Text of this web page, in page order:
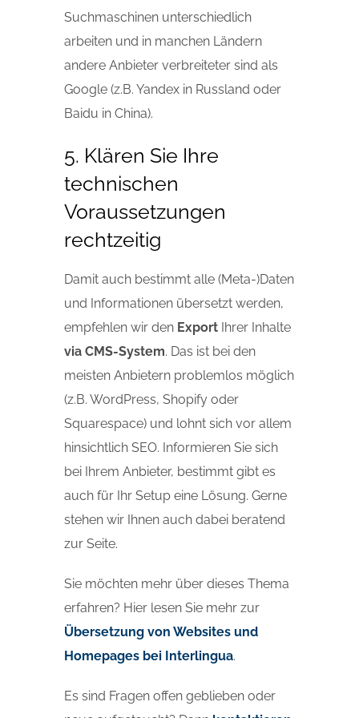
Suchmaschinen unterschiedlich
arbeiten und in manchen Ländern
andere Anbieter verbreiteter sind als
Google (z.B. Yandex in Russland oder
Baidu in China).
5. Klären Sie Ihre
technischen
Voraussetzungen
rechtzeitig
Damit auch bestimmt alle (Meta-)Daten
und Informationen übersetzt werden,
empfehlen wir den ExportIhrer Inhalte
via CMS-System. Das ist bei den
meisten Anbietern problemlos möglich
(z.B. WordPress, Shopify oder
Squarespace) und lohnt sich vor allem
hinsichtlich SEO. Informieren Sie sich
bei Ihrem Anbieter, bestimmt gibt es
auch für Ihr Setup eine Lösung. Gerne
stehen wir Ihnen auch dabei beratend
zur Seite.
Sie möchten mehr über dieses Thema
erfahren? Hier lesen Sie mehr zur
Übersetzung von Websites und
Homepages bei Interlingua.
Es sind Fragen offen geblieben oder